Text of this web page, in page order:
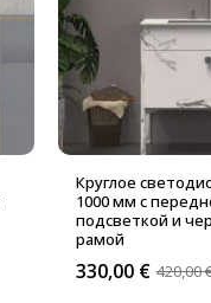
Круглое
1000 мм с
подсветкой и
рамой
420,00
330,00 €
Текущая